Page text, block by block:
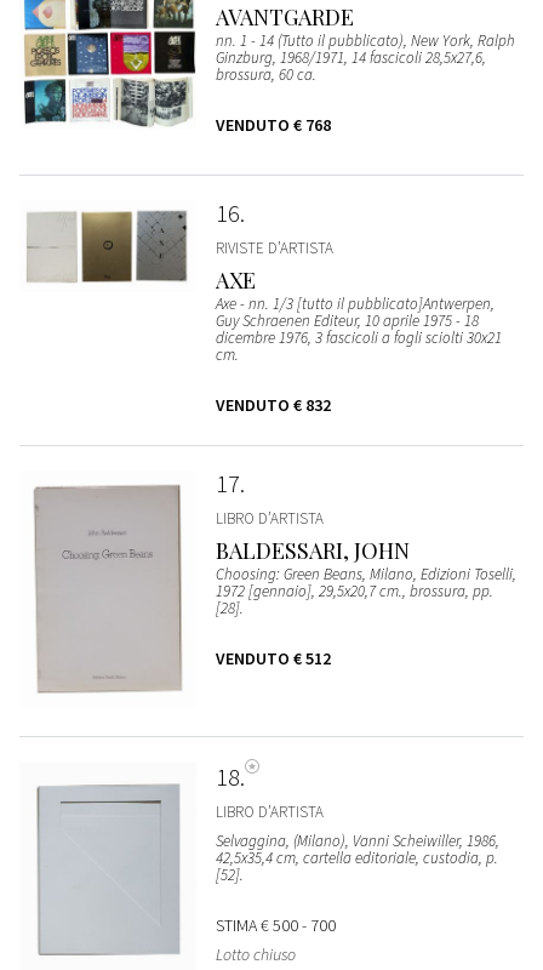
AVANTGARDE
nn. 1 - 14 (Tutto il pubblicato), New York, Ralph
Ginzburg, 1968/1971, 14 fascicoli 28,5x27,6,
brossura, 60 ca.
VENDUTO € 768
16
RIVISTE D’ARTISTA
AXE
Axe - nn. 1/3 [tutto il pubblicato]Antwerpen,
Guy Schraenen Editeur, 10 aprile 1975 - 18
dicembre 1976, 3 fascicoli a fogli sciolti 30x21
cm.
VENDUTO € 832
17
LIBRO D’ARTISTA
BALDESSARI, JOHN
Choosing: Green Beans, Milano, Edizioni Toselli,
1972 [gennaio], 29,5x20,7 cm., brossura, pp.
[28].
VENDUTO € 512
18
LIBRO D’ARTISTA
Selvaggina, (Milano), Vanni Scheiwiller, 1986,
42,5x35,4 cm, cartella editoriale, custodia, p.
[52].
STIMA€ 500 - 700
Lotto chiuso